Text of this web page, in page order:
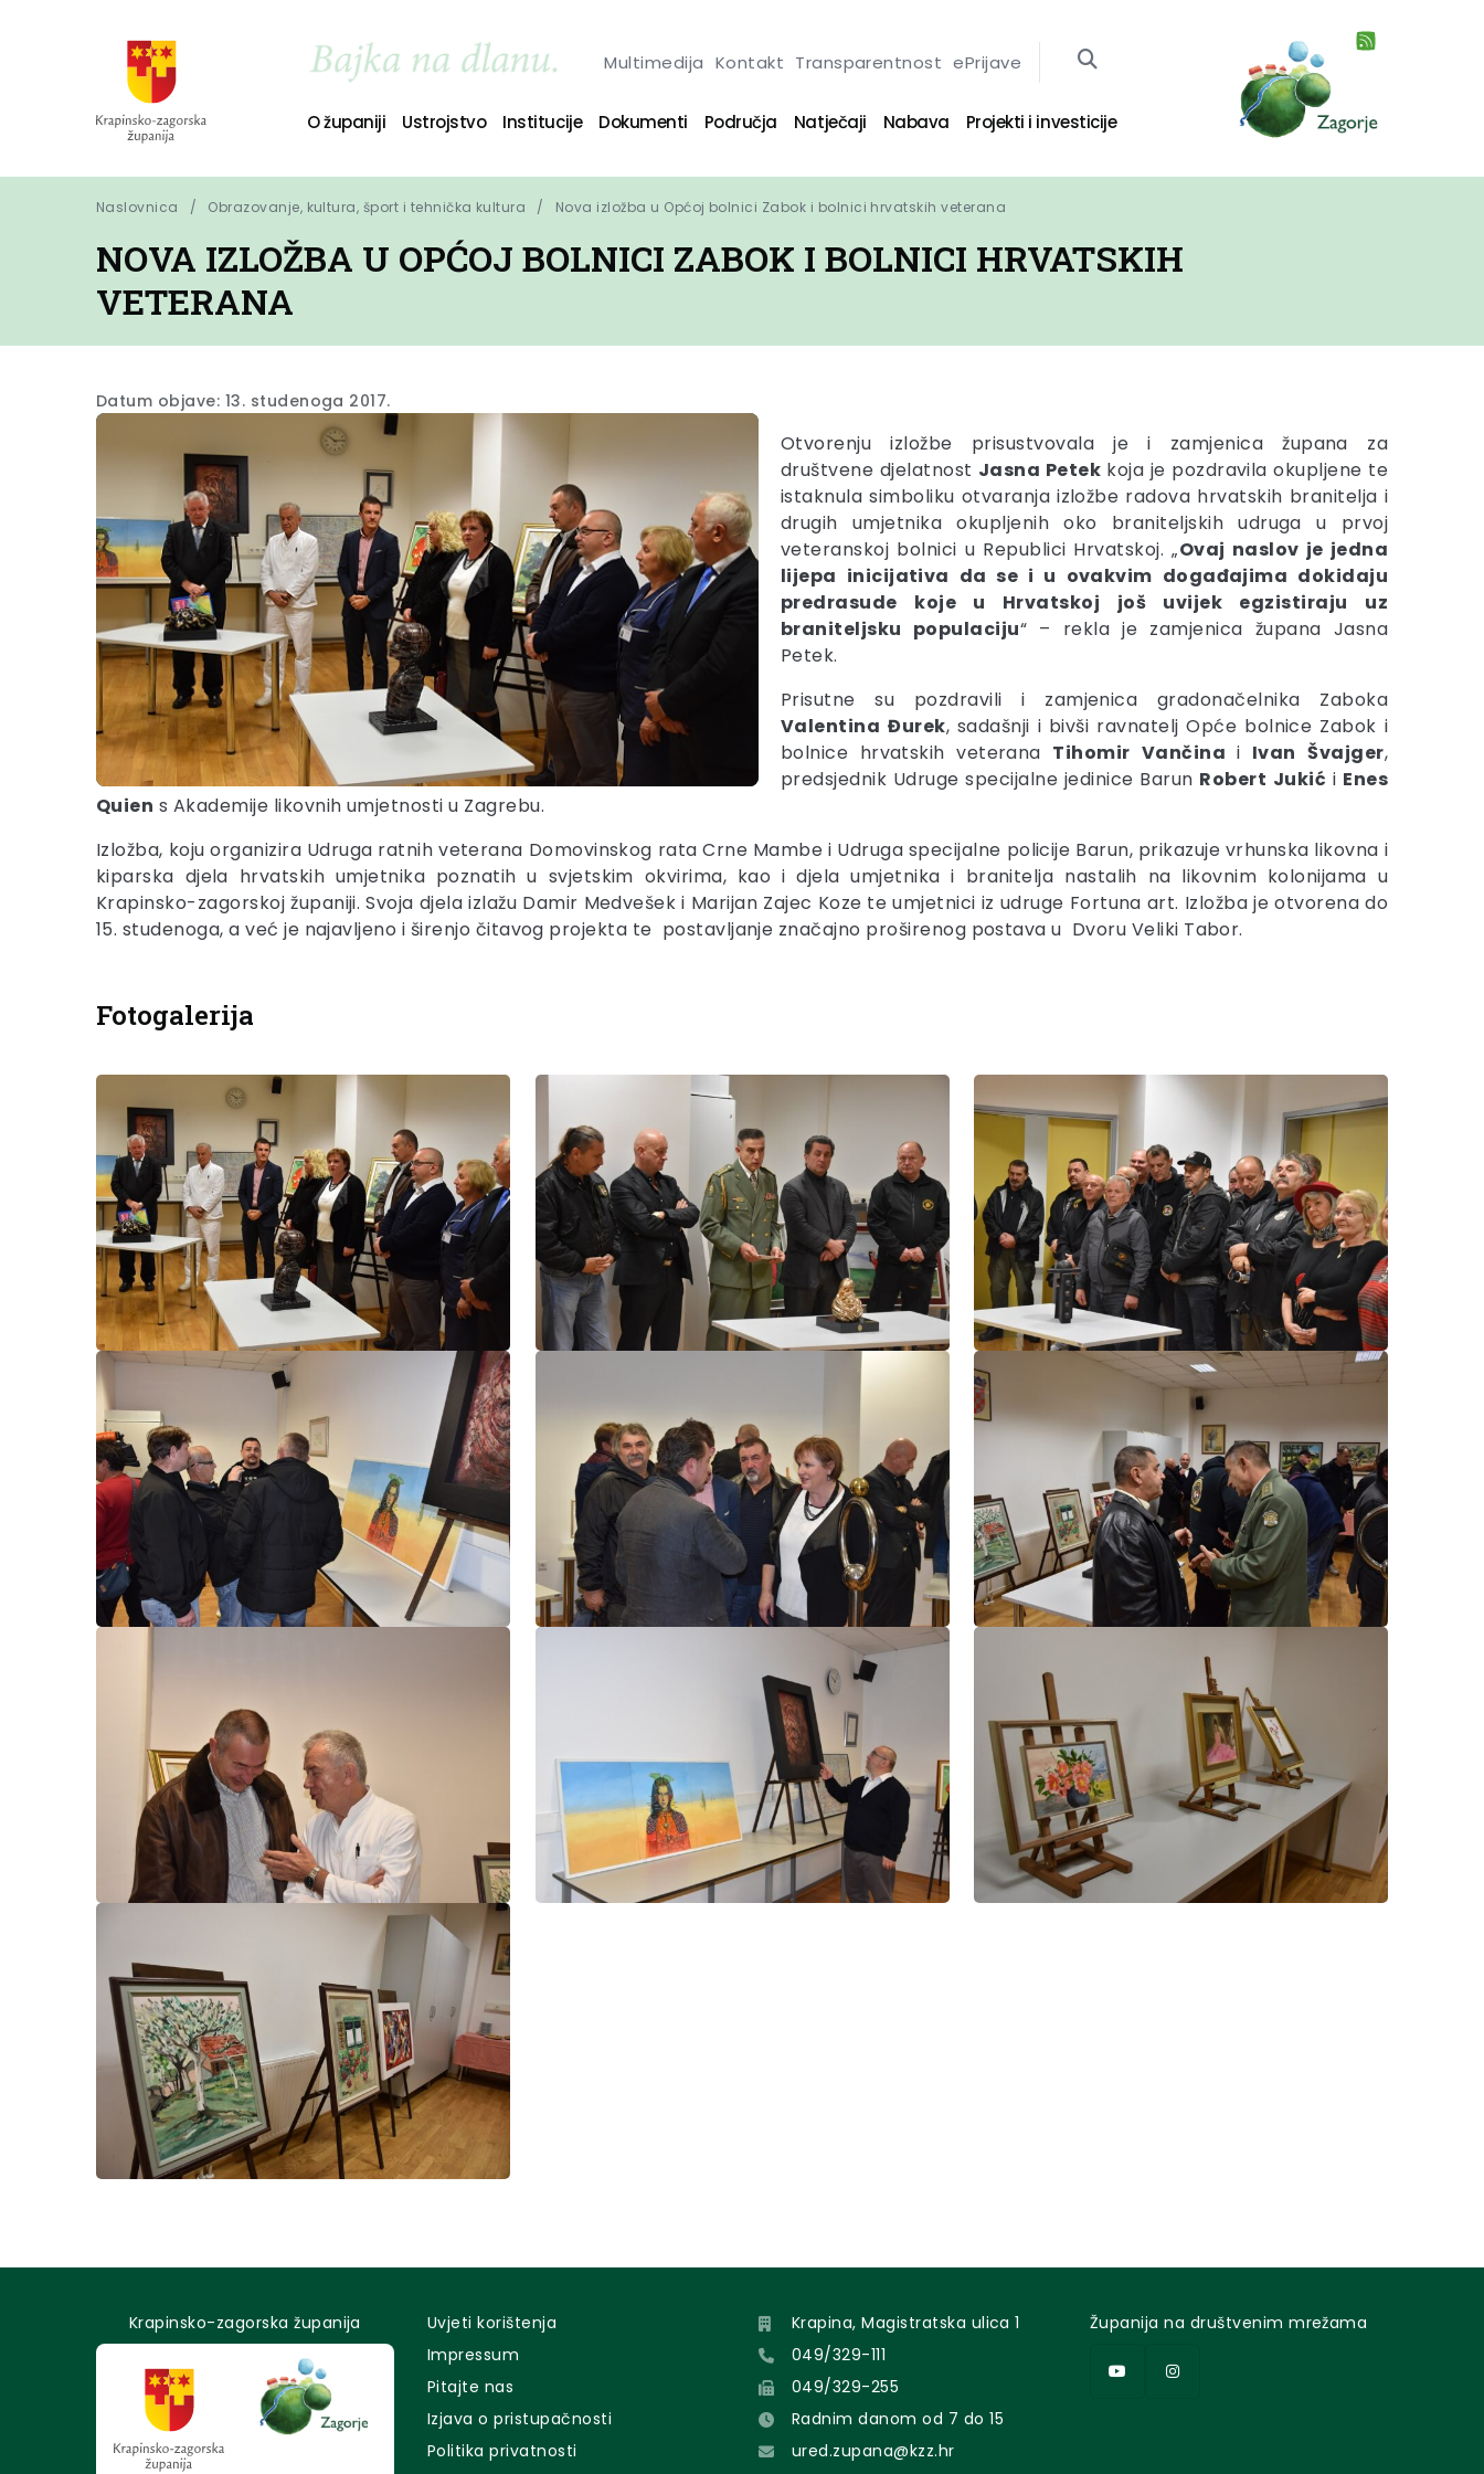
Multimedija Kontakt Transparentnost ePrijave
O županiji Ustrojstvo Institucije Dokumenti Područja Natječaji Nabava Projekti i investicije
Naslovnica Obrazovanje, kultura, šport i tehnička kultura Nova izložba u Općoj bolnici Zabok i bolnici hrvatskih veterana
NOVA IZLOŽBA U OPĆOJ BOLNICI ZABOK I BOLNICI HRVATSKIH
VETERANA
Datum objave: 13. studenoga 2017.
Otvorenju izložbe prisustvovala je i zamjenica župana za
društvene djelatnost Jasna Petek koja je pozdravila okupljene te
istaknula simboliku otvaranja izložbe radova hrvatskih branitelja i
drugih umjetnika okupljenih oko braniteljskih udruga u prvoj
veteranskoj bolnici u Republici Hrvatskoj. „Ovaj naslov je jedna
lijepa inicijativa da se i u ovakvim događajima dokidaju
predrasude koje u Hrvatskoj još uvijek egzistiraju uz
braniteljsku populaciju“ – rekla je zamjenica župana Jasna
Petek.
Prisutne su pozdravili i zamjenica gradonačelnika Zaboka
Valentina Đurek, sadašnji i bivši ravnatelj Opće bolnice Zabok i
bolnice hrvatskih veterana Tihomir Vančina i Ivan Švajger,
predsjednik Udruge specijalne jedinice Barun Robert Jukić i Enes
Quien s Akademije likovnih umjetnosti u Zagrebu.
Izložba, koju organizira Udruga ratnih veterana Domovinskog rata Crne Mambe i Udruga specijalne policije Barun, prikazuje vrhunska likovna i
kiparska djela hrvatskih umjetnika poznatih u svjetskim okvirima, kao i djela umjetnika i branitelja nastalih na likovnim kolonijama u
Krapinsko-zagorskoj županiji. Svoja djela izlažu Damir Medvešek i Marijan Zajec Koze te umjetnici iz udruge Fortuna art. Izložba je otvorena do
15. studenoga, a već je najavljeno i širenjo čitavog projekta te postavljanje značajno proširenog postava u Dvoru Veliki Tabor.
Fotogalerija
Krapinsko-zagorska županija
Uvjeti korištenja
Impressum
Pitajte nas
Izjava o pristupačnosti
Politika privatnosti
Krapina, Magistratska ulica 1
049/329-111
049/329-255
Radnim danom od 7 do 15
ured.zupana@kzz.hr
Županija na društvenim mrežama